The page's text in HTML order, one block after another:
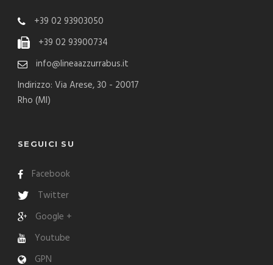
+39 02 93903050
+39 02 93900734
info@lineaazzurrabus.it
Indirizzo: Via Arese, 30 - 20017
Rho (MI)
SEGUICI SU
Facebook
Twitter
Google +
Youtube
GPN